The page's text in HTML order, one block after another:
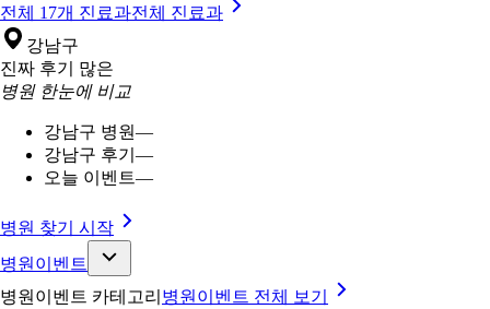
전체 17개 진료과전체 진료과
강남구
진짜 후기 많은
병원 한눈에 비교
강남구 병원—
강남구 후기 —
오늘 이벤트—
병원 찾기 시작
병원이벤트
병원이벤트 카테고리 병원이벤트 전체 보기